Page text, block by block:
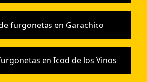
furgonetas en Garachico
en Icod de los Vinos